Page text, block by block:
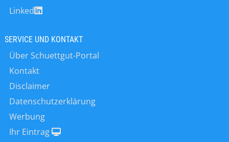
ermöglicht hingegen eine
exakte Ergebnisse. Auch in der
Linked
SERVICE UND KONTAKT
Über Schuettgut-Portal
Kontakt
Disclaimer
Datenschutzerklärung
Werbung
Ihr Eintrag